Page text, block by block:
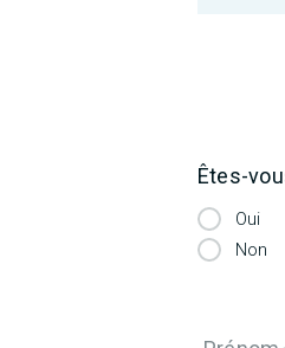
Nous
«*»
Êtes-
Oui
Non